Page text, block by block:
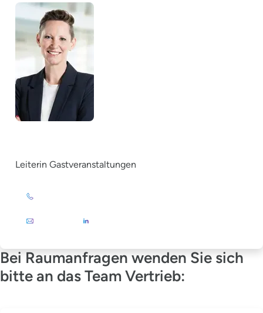
Leiterin Gastveranstaltungen
Bei Raumanfragen wenden Sie sich
bitte an das Team Vertrieb: